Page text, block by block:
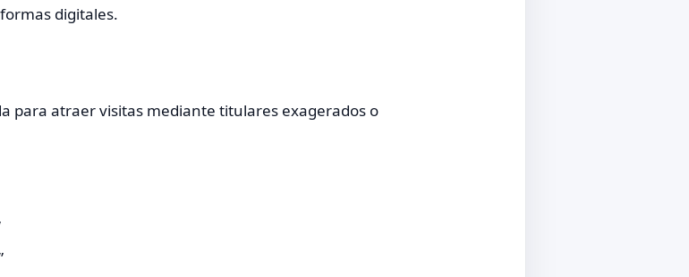
digitales.
para atraer visitas mediante titulares exagerados o